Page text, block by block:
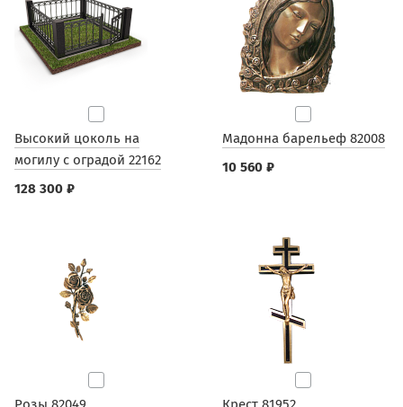
Высокий цоколь на
могилу с оградой 22162
128 300 ₽
Мадонна барельеф 82008
10 560 ₽